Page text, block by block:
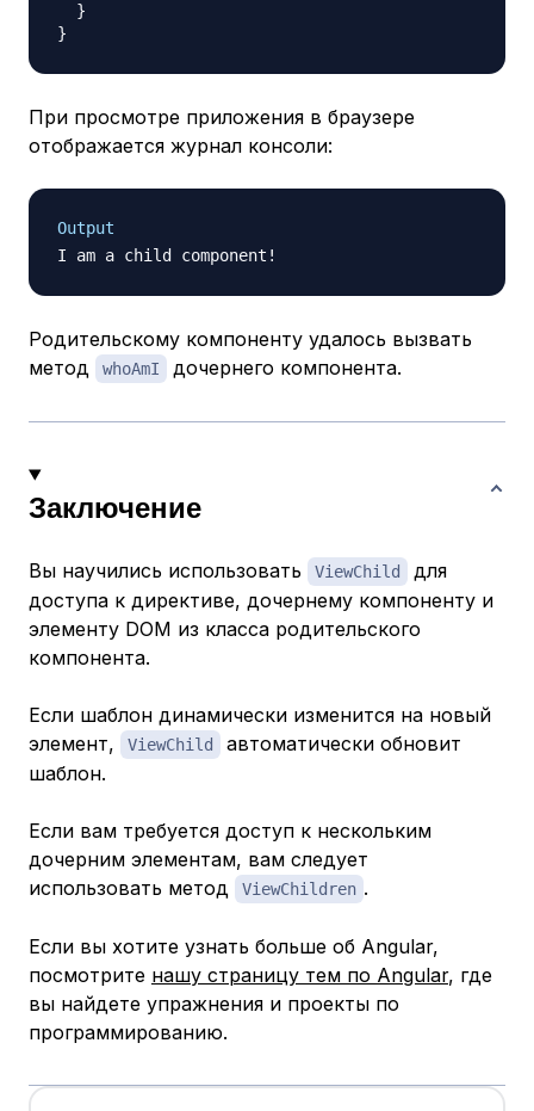
}
}
При просмотре приложения в браузере
отображается журнал консоли:
Output
Родительскому компоненту удалось вызвать
метод
whoAmI дочернего компонента.
Заключение
Вы научились использовать ViewChild
для
доступа к директиве, дочернему компоненту и
элементу DOM из класса родительского
компонента.
Если шаблон динамически изменится на новый
элемент,
ViewChild
автоматически обновит
шаблон.
Если вам требуется доступ к нескольким
дочерним элементам, вам следует
использовать метод
ViewChildren .
Если вы хотите узнать больше об Angular,
посмотрите нашу страницу тем по Angular, где
вы найдете упражнения и проекты по
программированию.